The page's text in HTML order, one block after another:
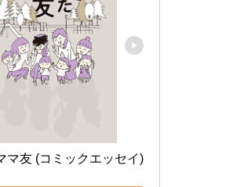
マ友 (コミックエッセイ)